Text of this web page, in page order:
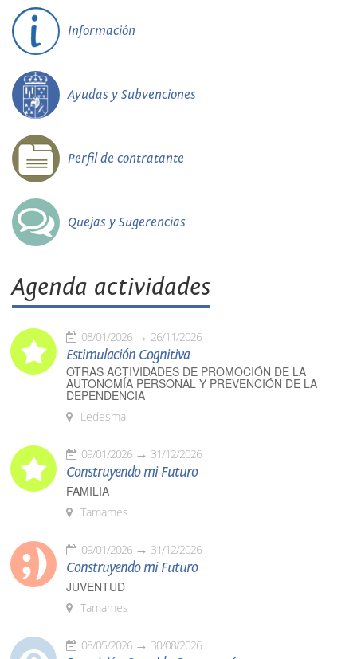
Información
Ayudas y Subvenciones
Perfil de contratante
Quejas y Sugerencias
Agenda actividades
08/01/2026 26/11/2026
Estimulación Cognitiva
OTRAS ACTIVIDADES DE PROMOCIÓN DE LA
AUTONOMÍA PERSONAL Y PREVENCIÓN DE LA
DEPENDENCIA
Ledesma
09/01/2026 31/12/2026
Construyendo mi Futuro
FAMILIA
Tamames
09/01/2026 31/12/2026
Construyendo mi Futuro
JUVENTUD
Tamames
08/05/2026 30/08/2026